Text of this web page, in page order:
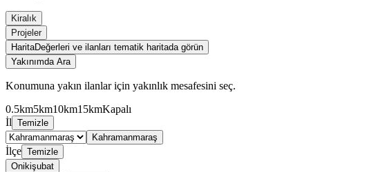
Kiralık
Projeler
HaritaDeğerleri ve ilanları tematik haritada görün
Yakınımda Ara
Konumuna yakın ilanlar için yakınlık mesafesini seç.
0.5km5km10km15kmKapalı
İl Temizle
Kahramanmaraş
İlçe Temizle
Onikişubat